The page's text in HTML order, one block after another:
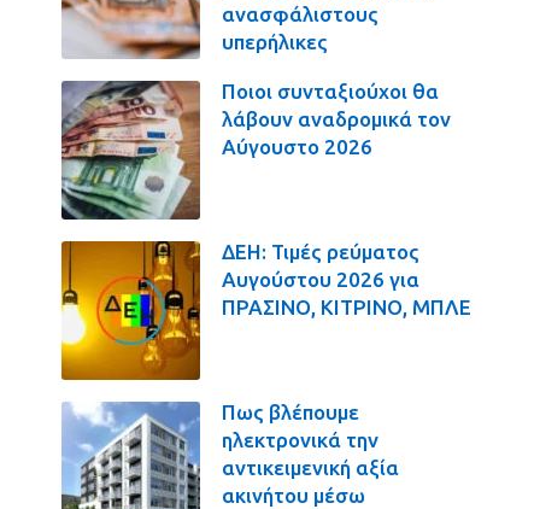
ανασφάλιστους
υπερήλικες
Ποιοι συνταξιούχοι θα
λάβουν αναδρομικά τον
Αύγουστο 2026
ΔΕΗ: Τιμές ρεύματος
Αυγούστου 2026 για
ΠΡΑΣΙΝΟ, ΚΙΤΡΙΝΟ, ΜΠΛΕ
Πως βλέπουμε
ηλεκτρονικά την
αντικειμενική αξία
ακινήτου μέσω